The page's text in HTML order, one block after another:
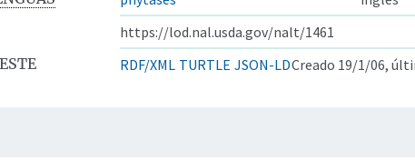
https://lod.nal.usda.gov/nalt/1461
RDF/XML TURTLE JSON-LDCreado 19/1/06,